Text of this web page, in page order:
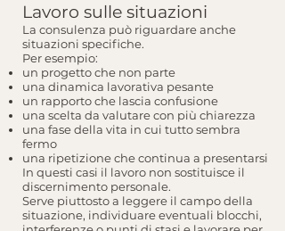
Lavoro sulle situazioni
La consulenza può riguardare anche
situazioni specifiche.
Per esempio:
un progetto che non parte
una dinamica lavorativa pesante
un rapporto che lascia confusione
una scelta da valutare con più chiarezza
una fase della vita in cui tutto sembra
fermo
una ripetizione che continua a presentarsi
In questi casi il lavoro non sostituisce il
discernimento personale.
Serve piuttosto a leggere il campo della
situazione, individuare eventuali blocchi,